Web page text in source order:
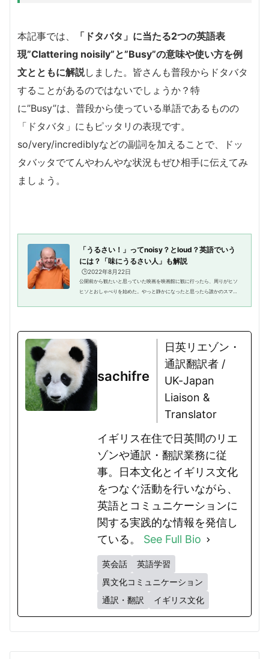
本記事では、
「ドタバタ」に当たる2つの英語表
現”Clattering noisily”と”Busy”の意味や使い方を例
文とともに解説しました。皆さんも普段からドタバタ
することがあるのではないでしょうか？特
に”Busy”は、普段から使っている単語であるものの
「ドタバタ」にもピッタリの表現です。
so/very/incrediblyなどの副詞を加えることで、ドッ
タバッタでてんやわんやな状況もぜひ相手に伝えてみ
ましょう。
「うるさい！」ってnoisy？とloud？英語でいう
には？「味にうるさい人」も解説
🕒️2022年8月22日
公開前から観たいと思っていた映画を映画館に観に行ったら、周りがヒソ
ヒソとおしゃべりを始めた。やっと静かになったと思ったら誰かのスマホ
sachifre
日英リエゾン・
通訳翻訳者 /
UK-Japan
Liaison &
Translator
イギリス在住で日英間のリエ
ゾンや通訳・翻訳業務に従
事。日本文化とイギリス文化
をつなぐ活動を行いながら、
英語とコミュニケーションに
関する実践的な情報を発信し
ている。 See Full Bio
英会話
英語学習
異文化コミュニケーション
通訳・翻訳
イギリス文化